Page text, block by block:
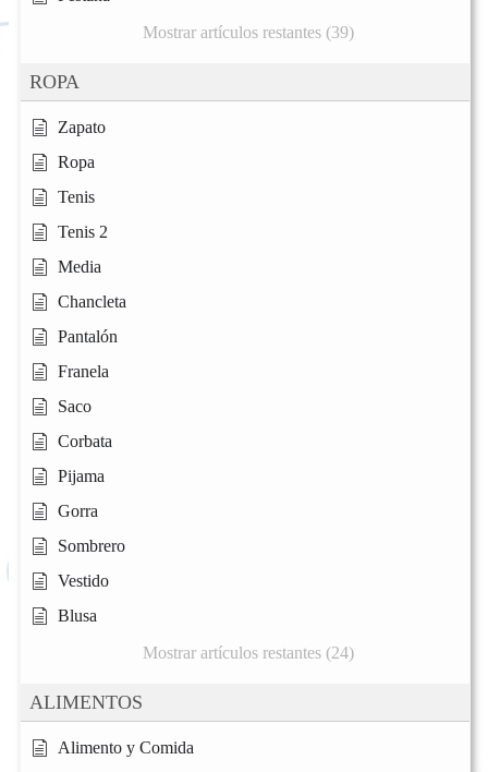
Mostrar artículos restantes (39)
ROPA
Zapato
Ropa
Tenis
Tenis 2
Media
Chancleta
Pantalón
Franela
Saco
Corbata
Pijama
Gorra
Sombrero
Vestido
Blusa
Mostrar artículos restantes (24)
ALIMENTOS
Alimento y Comida